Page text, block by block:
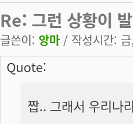
Re: 그런 상황이
글쓴이: 앙마 / 작성시간:
Quote:
짭.. 그래서 우리나